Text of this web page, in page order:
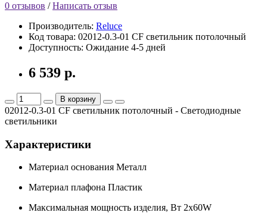
0 отзывов /Написать отзыв
Производитель: Reluce
Код товара: 02012-0.3-01 CF светильник потолочный
Доступность: Ожидание 4-5 дней
6 539 р.
В корзину
02012-0.3-01 CF светильник потолочный - Светодиодные
светильники
Характеристики
Материал основания Металл
Материал плафона Пластик
Максимальная мощность изделия, Вт 2x60W